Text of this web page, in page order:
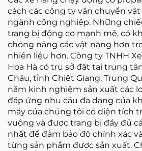
cách các công ty vận chuyển
ngành công nghiệp. Những
trang bị động cơ mạnh mẽ, có
chóng nâng các vật nặng hơn
nhiên liệu hơn. Công ty TNHH
Hoa Hà có trụ sở đặt tại trung
Châu, tỉnh Chiết Giang, Trung
năm kinh nghiệm sản xuất các
đáp ứng nhu cầu đa dạng của
máy của chúng tôi có diện tích
vuông và được trang bị đầy đủ
nhất để đảm bảo độ chính xác
từng sản phẩm được sản xuất.